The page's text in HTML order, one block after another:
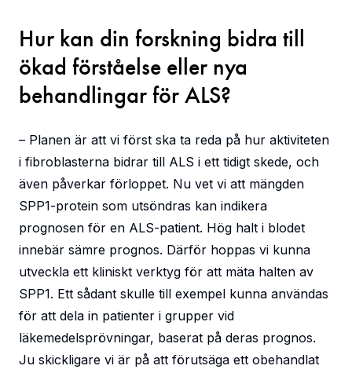
Hur kan din forskning bidra till
ökad förståelse eller nya
behandlingar för ALS?
– Planen är att vi först ska ta reda på hur aktiviteten
i fibroblasterna bidrar till ALS i ett tidigt skede, och
även påverkar förloppet. Nu vet vi att mängden
SPP1-protein som utsöndras kan indikera
prognosen för en ALS-patient. Hög halt i blodet
innebär sämre prognos. Därför hoppas vi kunna
utveckla ett kliniskt verktyg för att mäta halten av
SPP1. Ett sådant skulle till exempel kunna användas
för att dela in patienter i grupper vid
läkemedelsprövningar, baserat på deras prognos.
Ju skickligare vi är på att förutsäga ett obehandlat